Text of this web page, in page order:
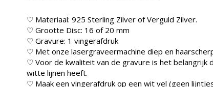
♡ Materiaal: 925 Sterling Zilver of Verguld Zilver.
♡ Grootte Disc: 16 of 20 mm
♡ Gravure: 1 vingerafdruk
♡ Met onze lasergraveermachine diep en
♡ Voor de kwaliteit van de gravure is het
witte lijnen heeft.
♡ Maak een vingerafdruk op een wit vel (geen